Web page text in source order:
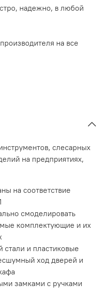
надежно, в любой
на все
слесарных
на предприятиях,
на соответствие
смоделировать
комплектующие и их
стали и пластиковые
ход дверей и
замками с ручками